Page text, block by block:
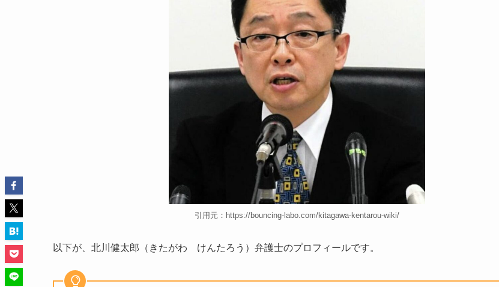
引用元：https://bouncing-labo.com/kitagawa-kentarou-wiki/
以下が、北川健太郎（きたがわ けんたろう）弁護士のプロフィールです。